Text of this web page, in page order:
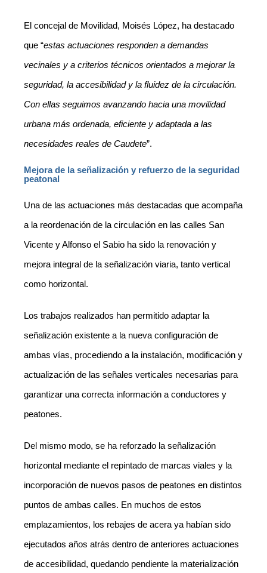
El concejal de Movilidad, Moisés López, ha destacado
que “estas actuaciones responden a demandas
vecinales y a criterios técnicos orientados a mejorar la
seguridad, la accesibilidad y la fluidez de la circulación.
Con ellas seguimos avanzando hacia una movilidad
urbana más ordenada, eficiente y adaptada a las
necesidades reales de Caudete”.
Mejora de la señalización y refuerzo de la seguridad
peatonal
Una de las actuaciones más destacadas que acompaña
a la reordenación de la circulación en las calles San
Vicente y Alfonso el Sabio ha sido la renovación y
mejora integral de la señalización viaria, tanto vertical
como horizontal.
Los trabajos realizados han permitido adaptar la
señalización existente a la nueva configuración de
ambas vías, procediendo a la instalación, modificación y
actualización de las señales verticales necesarias para
garantizar una correcta información a conductores y
peatones.
Del mismo modo, se ha reforzado la señalización
horizontal mediante el repintado de marcas viales y la
incorporación de nuevos pasos de peatones en distintos
puntos de ambas calles. En muchos de estos
emplazamientos, los rebajes de acera ya habían sido
ejecutados años atrás dentro de anteriores actuaciones
de accesibilidad, quedando pendiente la materialización